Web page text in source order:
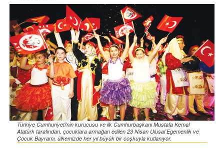
Türkiye Cumhuriyeti'nin kurucusu ve ilk Cumhurbaşkanı Mustafa Kemal
Atatürk tarafından, çocuklara armağan edilen 23 Nisan Ulusal Egemenlik ve
Çocuk Bayramı, ülkemizde her yıl büyük bir coşkuyla kutlanıyor.